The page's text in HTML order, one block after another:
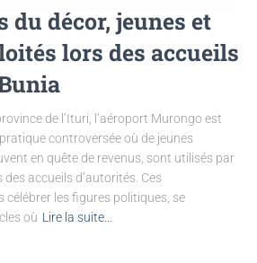
du décor, jeunes et
lors des accueils
de l’Ituri, l’aéroport Murongo est
controversée où de jeunes
en quête de revenus, sont utilisés par
accueils d’autorités. Ces
célébrer les figures politiques, se
où Lire la suite…